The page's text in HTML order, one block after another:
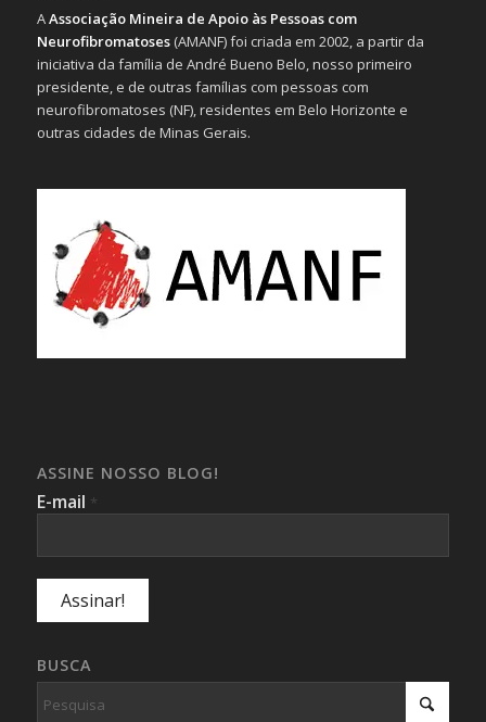
AAssociação Mineira de Apoio às Pessoas com
Neurofibromatoses(AMANF) foi criada em 2002, a partir da
iniciativa da família de André Bueno Belo, nosso primeiro
presidente, e de outras famílias com pessoas com
neurofibromatoses (NF), residentes em Belo Horizonte e
outras cidades de Minas Gerais.
ASSINE NOSSO BLOG!
E-mail *
BUSCA